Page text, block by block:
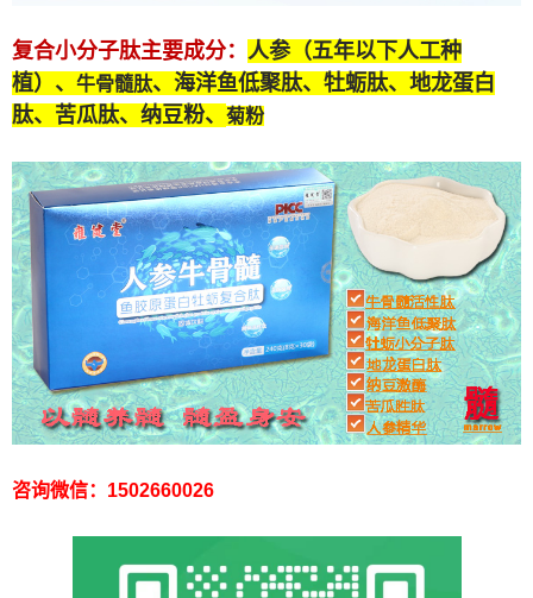
复合小分子肽主要成分： 人参（五年以下人工种
植）、 牛骨髓肽、海洋鱼低聚肽、牡蛎肽、 地龙蛋白
肽、苦瓜肽、纳豆粉、 菊粉
咨询微信：1502660026